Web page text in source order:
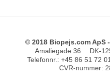
© 2018 Biopejs.com ApS
Amaliegade 36
DK-
Telefonnr. : +45 86 51 72 01
CVR-nummer: